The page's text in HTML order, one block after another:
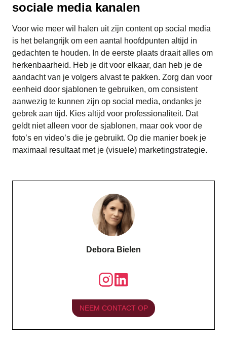
sociale media kanalen
Voor wie meer wil halen uit zijn content op social media
is het belangrijk om een aantal hoofdpunten altijd in
gedachten te houden. In de eerste plaats draait alles om
herkenbaarheid. Heb je dit voor elkaar, dan heb je de
aandacht van je volgers alvast te pakken. Zorg dan voor
eenheid door sjablonen te gebruiken, om consistent
aanwezig te kunnen zijn op social media, ondanks je
gebrek aan tijd. Kies altijd voor professionaliteit. Dat
geldt niet alleen voor de sjablonen, maar ook voor de
foto’s en video’s die je gebruikt. Op die manier boek je
maximaal resultaat met je (visuele) marketingstrategie.
Debora Bielen
NEEM CONTACT OP